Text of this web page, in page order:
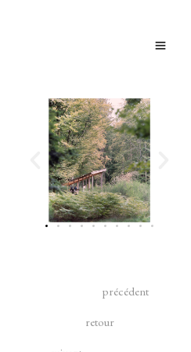
précédent
retour